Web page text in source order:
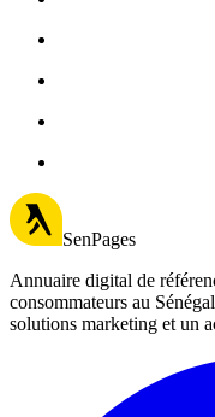
SenPages
Annuaire digital de
consommateurs au
solutions marketing et un